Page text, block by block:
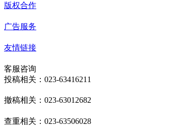
版权合作
广告服务
友情链接
客服咨询
投稿相关：023-63416211
撤稿相关：023-63012682
查重相关：023-63506028